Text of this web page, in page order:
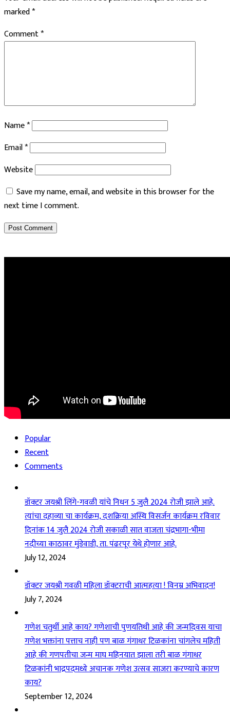
marked*
Comment*
Name*
Email*
Website
Save my name, email, and website in this browser for the
next time I comment.
Popular
Recent
Comments
डॉक्टर जयश्री लिंगे-गवळी यांचे निधन 5 जुलै 2024 रोजी झाले आहे.
त्यांचा दहाव्या चा कार्यक्रम, दशक्रिया अस्थि विसर्जन कार्यक्रम रविवार
दिनांक 14 जुलै 2024 रोजी सकाळी सात वाजता चंद्रभागा-भीमा
नदीच्या काठावर मुंडेवाडी, ता. पंढरपूर येथे होणार आहे.
July 12, 2024
डॉक्टर जयश्री गवळी महिला डॉक्टराची आत्महत्या ! विनम्र अभिवादन!
July 7, 2024
गणेश चतुर्थी आहे काय? गणेशाची पुणयतिथी आहे की जन्मदिवस याचा
गणेश भक्तांना पत्ताच नाही पण बाळ गंगाधर टिळकांना चांगलेच महिती
आहे की गणपतीचा जन्म माघ महिनयात झाला तरी बाळ गंगाधर
टिळकांनी भाद्रपदमध्ये अचानक गणेश उत्सव साजरा करण्याचे कारण
काय?
September 12, 2024